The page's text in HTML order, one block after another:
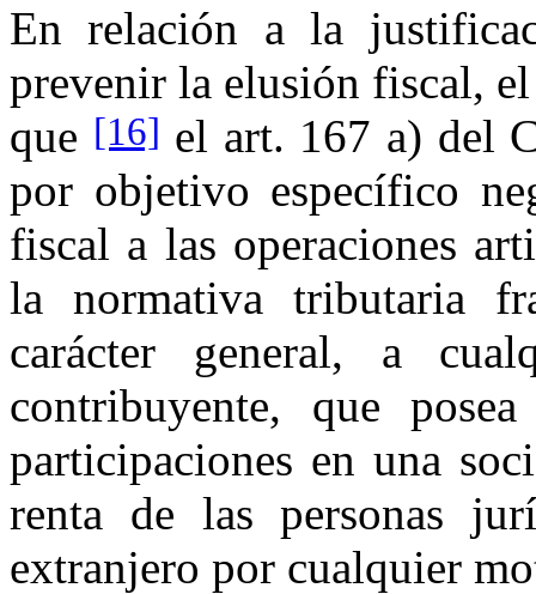
En relación a la
prevenir la elusión fiscal,
que [16] el art. 167 a) del
por objetivo específico
fiscal a las operaciones
la normativa tributaria
carácter general, a
contribuyente, que
participaciones en una
renta de las personas
extranjero por cualquier